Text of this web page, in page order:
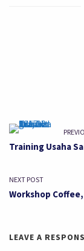
Training Usaha
NEXT POST
Workshop Coffee,
LEAVE A